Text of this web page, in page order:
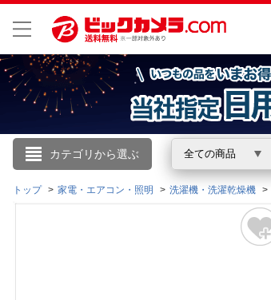
カテゴリから選ぶ 全ての商品
こんにちは
ログイン
トップ 家電・エアコン・照明 洗濯機・洗濯乾燥機